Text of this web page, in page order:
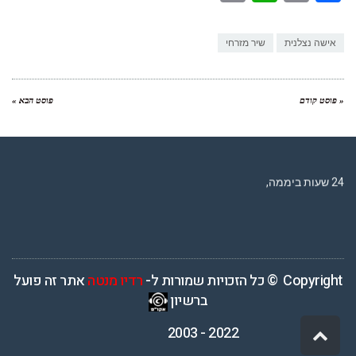
אישה נצלנית שיר מזרחי
« פוסט קודם פוסט הבא »
24 שעות ביממה,
Copyright © כל הזכויות שמורות ל- רדיו מנטהאתר זה פועל
ברשיון
2022 - 2003